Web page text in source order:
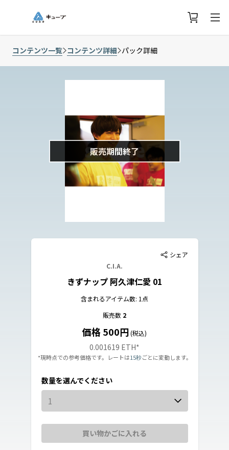
コンテンツ一覧 コンテンツ詳細 パック詳細
販売期間終了
シェア
C.I.A.
きずナップ 阿久津仁愛 01
含まれるアイテム数: 1点
販売数 2
価格 500円(税込)
0.001619 ETH*
*現時点での参考価格です。レートは15秒ごとに変動します。
数量を選んでください
1
買い物かごに入れる